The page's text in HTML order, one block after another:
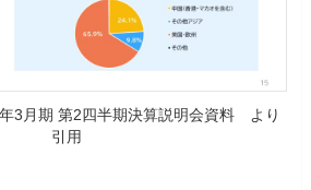
3月期 第2四半期決算説明会資料 より
引用